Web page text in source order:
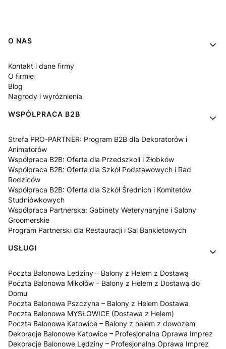
Linki w stopce
O NAS
Kontakt i dane firmy
O firmie
Blog
Nagrody i wyróżnienia
WSPÓŁPRACA B2B
Strefa PRO-PARTNER: Program B2B dla Dekoratorów i
Animatorów
Współpraca B2B: Oferta dla Przedszkoli i Żłobków
Współpraca B2B: Oferta dla Szkół Podstawowych i Rad
Rodziców
Współpraca B2B: Oferta dla Szkół Średnich i Komitetów
Studniówkowych
Współpraca Partnerska: Gabinety Weterynaryjne i Salony
Groomerskie
Program Partnerski dla Restauracji i Sal Bankietowych
USŁUGI
Poczta Balonowa Lędziny – Balony z Helem z Dostawą
Poczta Balonowa Mikołów – Balony z Helem z Dostawą do
Domu
Poczta Balonowa Pszczyna – Balony z Helem Dostawa
Poczta Balonowa MYSŁOWICE (Dostawa z Helem)
Poczta Balonowa Katowice – Balony z helem z dowozem
Dekoracje Balonowe Katowice – Profesjonalna Oprawa Imprez
Dekoracje Balonowe Lędziny – Profesjonalna Oprawa Imprez